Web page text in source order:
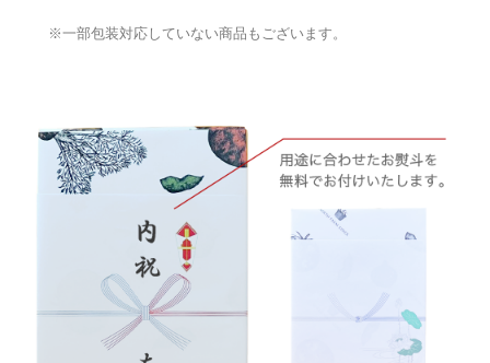
※一部包装対応していない商品もございます。